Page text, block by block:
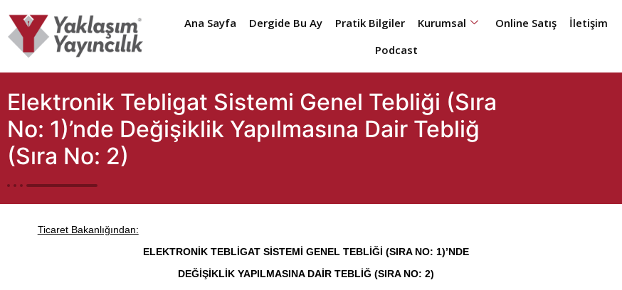
Ana Sayfa Dergide Bu Ay Pratik Bilgiler Kurumsal Online Satış
İletişim
Podcast
Elektronik Tebligat Sistemi Genel Tebliği (Sıra
No: 1)’nde Değişiklik Yapılmasına Dair Tebliğ
(Sıra No: 2)
Ticaret Bakanlığından:
ELEKTRONİK TEBLİGAT SİSTEMİ GENEL TEBLİĞİ (SIRA NO: 1)’NDE
DEĞİŞİKLİK YAPILMASINA DAİR TEBLİĞ (SIRA NO: 2)